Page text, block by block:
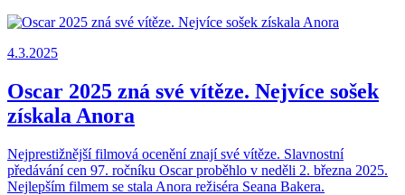
4.3.2025
Oscar 2025 zná své vítěze. Nejvíce sošek
získala Anora
Nejprestižnější filmová ocenění znají své vítěze. Slavnostní
předávání cen 97. ročníku Oscar proběhlo v neděli 2. března 2025.
Nejlepším filmem se stala Anora režiséra Seana Bakera.